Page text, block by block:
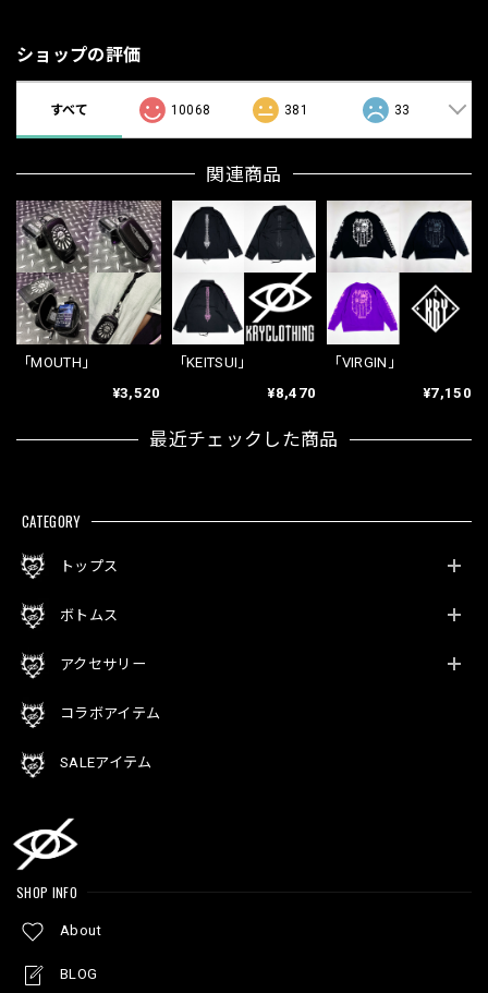
ショップの評価
すべて 10068 381 33
関連商品
「MOUTH」
¥3,520
「KEITSUI」
¥8,470
「VIRGIN」
¥7,150
最近チェックした商品
CATEGORY
トップス
ボトムス
アクセサリー
コラボアイテム
SALEアイテム
SHOP INFO
About
BLOG